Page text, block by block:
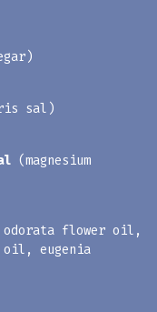
sal)
(magnesium
odorata flower oil,
oil, eugenia